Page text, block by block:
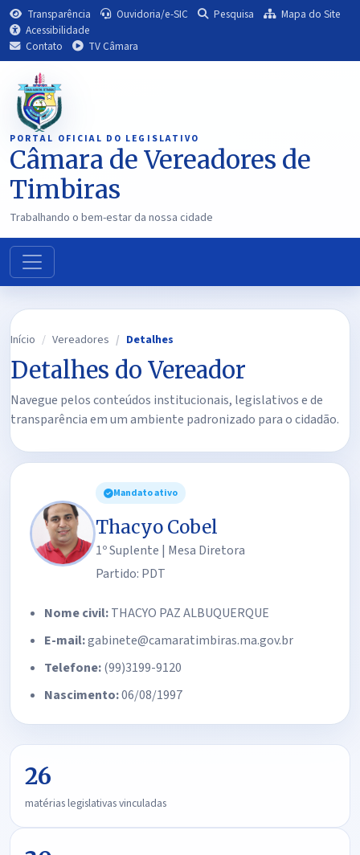
Transparência Ouvidoria/e-SIC Pesquisa
Mapa do Site
Acessibilidade
Contato
TV Câmara
PORTAL OFICIAL DO LEGISLATIVO
Câmara de Vereadores de
Timbiras
Trabalhando o bem-estar da nossa cidade
Início Vereadores Detalhes
Detalhes do Vereador
Navegue pelos conteúdos institucionais, legislativos e de
transparência em um ambiente padronizado para o cidadão.
Mandato ativo
Thacyo Cobel
1º Suplente | Mesa Diretora
Partido: PDT
Nome civil:THACYO PAZ ALBUQUERQUE
E-mail:gabinete@camaratimbiras.ma.gov.br
Telefone:(99)3199-9120
Nascimento:06/08/1997
26
matérias legislativas vinculadas